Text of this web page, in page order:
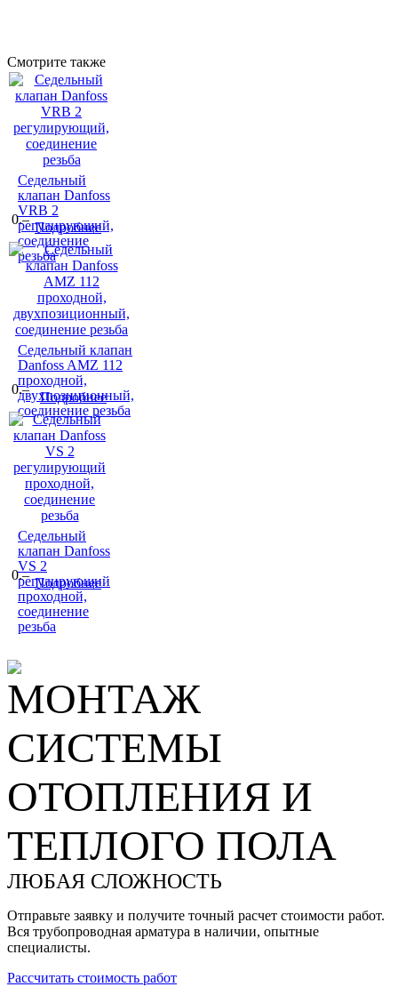
Смотрите также
Седельный
клапан Danfoss
VRB 2
регулирующий,
соединение
резьба
0.–
Подробнее
Седельный клапан
Danfoss AMZ 112
проходной,
двухпозиционный,
соединение резьба
0.–
Подробнее
Седельный
клапан Danfoss
VS 2
регулирующий
проходной,
соединение
резьба
0.–
Подробнее
МОНТАЖ
СИСТЕМЫ
ОТОПЛЕНИЯ И
ТЕПЛОГО ПОЛА
ЛЮБАЯ СЛОЖНОСТЬ
Отправьте заявку и получите точный расчет стоимости работ.
Вся трубопроводная арматура в наличии, опытные
специалисты.
Рассчитать стоимость работ